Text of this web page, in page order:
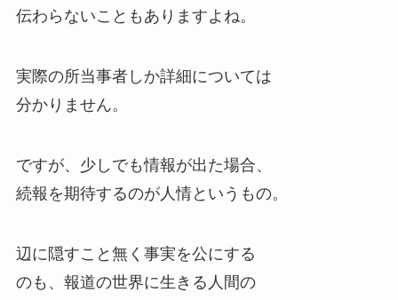
伝わらないこともありますよね。
実際の所当事者しか詳細については
分かりません。
ですが、少しでも情報が出た場合、
続報を期待するのが人情というもの。
辺に隠すこと無く事実を公にする
のも、報道の世界に生きる人間の